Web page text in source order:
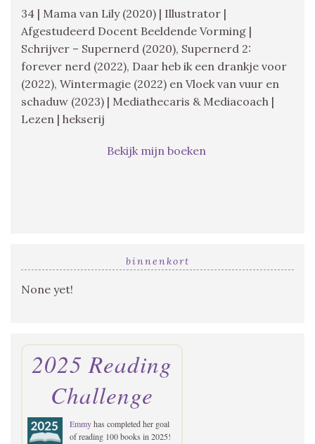
34 | Mama van Lily (2020) | Illustrator |
Afgestudeerd Docent Beeldende Vorming |
Schrijver – Supernerd (2020), Supernerd 2:
forever nerd (2022), Daar heb ik een drankje voor
(2022), Wintermagie (2022) en Vloek van vuur en
schaduw (2023) | Mediathecaris & Mediacoach |
Lezen | hekserij
Bekijk mijn boeken
binnenkort
None yet!
2025 Reading
Challenge
Emmyhas completed her goal
of reading 100 books in 2025!